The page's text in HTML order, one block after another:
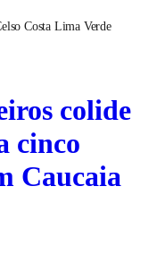
Costa Lima Verde
colide
cinco
Caucaia